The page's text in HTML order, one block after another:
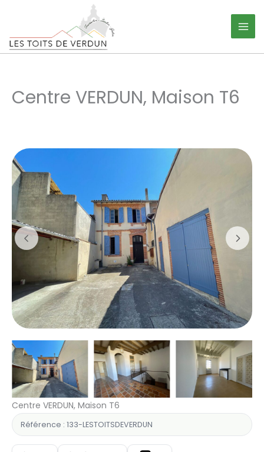
contenu
Centre VERDUN, Maison T6
Centre VERDUN, Maison T6
Référence : 133-LESTOITSDEVERDUN
Panneau de gestion des cookies